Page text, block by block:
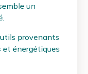
un
provenants
et énergétiques